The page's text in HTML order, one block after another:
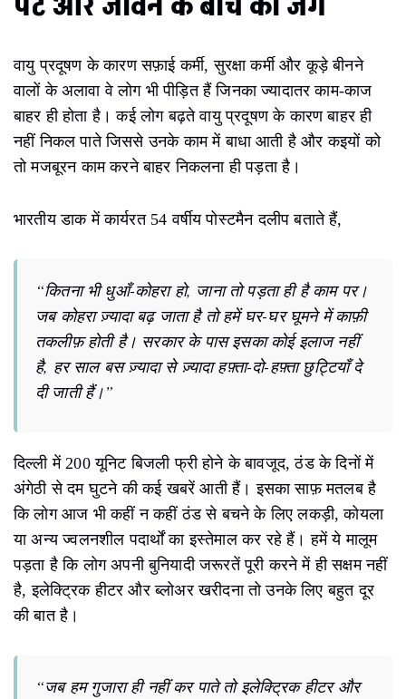
वायु प्रदूषण के कारण सफ़ाई कर्मी, सुरक्षा कर्मी और कूड़े बीनने
वालों के अलावा वे लोग भी पीड़ित हैं जिनका ज्यादातर काम-काज
बाहर ही होता है। कई लोग बढ़ते वायु प्रदूषण के कारण बाहर ही
नहीं निकल पाते जिससे उनके काम में बाधा आती है और कइयों को
तो मजबूरन काम करने बाहर निकलना ही पड़ता है।
भारतीय डाक में कार्यरत 54 वर्षीय पोस्टमैन दलीप बताते हैं,
“कितना भी धुआँ-कोहरा हो, जाना तो पड़ता ही है काम पर।
जब कोहरा ज़्यादा बढ़ जाता है तो हमें घर-घर घूमने में काफ़ी
तकलीफ़ होती है। सरकार के पास इसका कोई इलाज नहीं
है, हर साल बस ज़्यादा से ज़्यादा हफ़्ता-दो-हफ़्ता छुट्टियाँ दे
दी जाती हैं।”
दिल्ली में 200 यूनिट बिजली फ्री होने के बावजूद, ठंड के दिनों में
अंगेठी से दम घुटने की कई खबरें आती हैं। इसका साफ़ मतलब है
कि लोग आज भी कहीं न कहीं ठंड से बचने के लिए लकड़ी, कोयला
या अन्य ज्वलनशील पदार्थों का इस्तेमाल कर रहे हैं। हमें ये मालूम
पड़ता है कि लोग अपनी बुनियादी जरूरतें पूरी करने में ही सक्षम नहीं
है, इलेक्ट्रिक हीटर और ब्लोअर खरीदना तो उनके लिए बहुत दूर
की बात है।
“जब हम गुजारा ही नहीं कर पाते तो इलेक्ट्रिक हीटर और